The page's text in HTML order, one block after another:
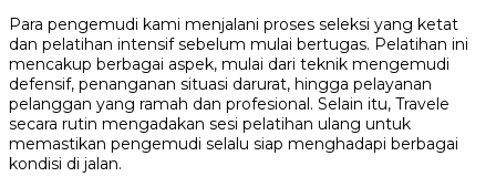
Para pengemudi kami menjalani proses seleksi yang ketat
dan pelatihan intensif sebelum mulai bertugas. Pelatihan ini
mencakup berbagai aspek, mulai dari teknik mengemudi
defensif, penanganan situasi darurat, hingga pelayanan
pelanggan yang ramah dan profesional. Selain itu, Travele
secara rutin mengadakan sesi pelatihan ulang untuk
memastikan pengemudi selalu siap menghadapi berbagai
kondisi di jalan.